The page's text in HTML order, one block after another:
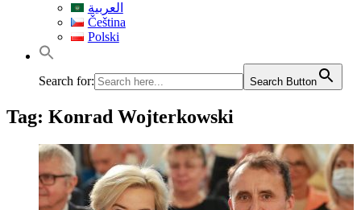
العربية
Čeština
Polski
Search for: Search Button
Tag: Konrad Wojterkowski